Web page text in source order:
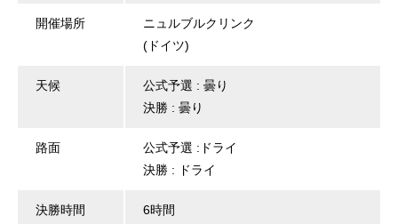
開催場所
ニュルブルクリンク
(ドイツ)
天候
公式予選 : 曇り
決勝 : 曇り
路面
公式予選 :ドライ
決勝 : ドライ
決勝時間
6時間